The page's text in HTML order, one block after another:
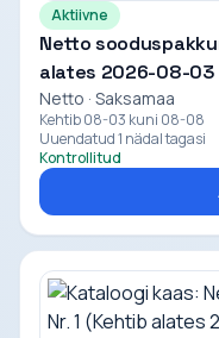
Aktiivne
Netto
alates 2026-08-
Netto · Saksamaa
Kehtib 08-03 kuni 08-08
Uuendatud 1 nädal tagasi
Kontrollitud